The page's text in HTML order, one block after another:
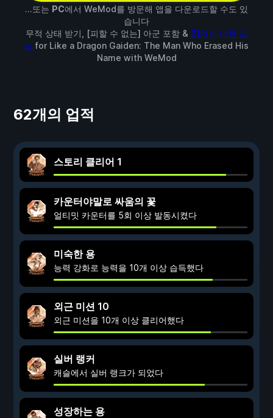
...또는 PC에서 WeMod를 방문해 앱을 다운로드할 수도 있
습니다
무적 상태 받기, [피할 수 없는] 아군 포함 & 21개의 다른 모
드 for Like a Dragon Gaiden: The Man Who Erased His
Name with WeMod
62개의 업적
스토리 클리어 1
카운터야말로 싸움의 꽃
얼티밋 카운터를 5회 이상 발동시켰다
미숙한 용
능력 강화로 능력을 10개 이상 습득했다
외근 미션 10
외근 미션을 10개 이상 클리어했다
실버 랭커
캐슬에서 실버 랭크가 되었다
성장하는 용